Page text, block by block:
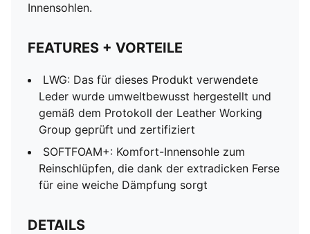
Innensohlen.
FEATURES + VORTEILE
LWG: Das für dieses Produkt verwendete
Leder wurde umweltbewusst hergestellt und
gemäß dem Protokoll der Leather Working
Group geprüft und zertifiziert
SOFTFOAM+: Komfort-Innensohle zum
Reinschlüpfen, die dank der extradicken Ferse
für eine weiche Dämpfung sorgt
DETAILS